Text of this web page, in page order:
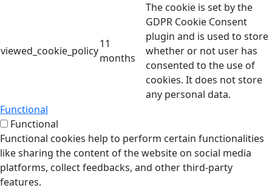
viewed_cookie_policy
11
months
The cookie is set by the
GDPR Cookie Consent
plugin and is used to store
whether or not user has
consented to the use of
cookies. It does not store
any personal data.
Functional
Functional
Functional cookies help to perform certain functionalities
like sharing the content of the website on social media
platforms, collect feedbacks, and other third-party
features.